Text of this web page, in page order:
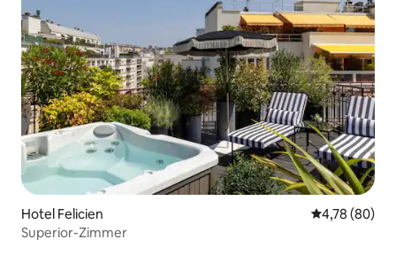
Hotel Felicien
4,78 (80)
Superior-Zimmer